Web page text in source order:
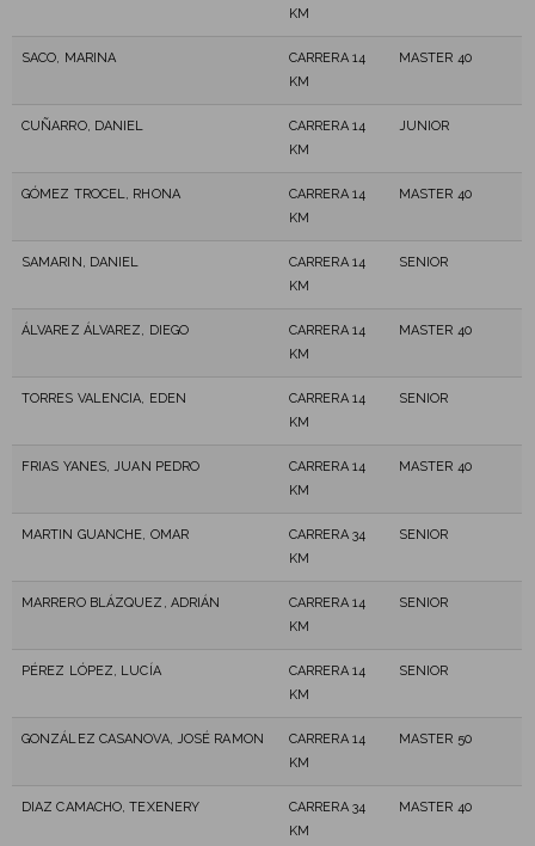
KM
SACO, MARINA
CARRERA 14
KM
MASTER 40
CUÑARRO, DANIEL
CARRERA 14
KM
JUNIOR
GÓMEZ TROCEL, RHONA
CARRERA 14
KM
MASTER 40
SAMARIN, DANIEL
CARRERA 14
KM
SENIOR
ÁLVAREZ ÁLVAREZ, DIEGO
CARRERA 14
KM
MASTER 40
TORRES VALENCIA, EDEN
CARRERA 14
KM
SENIOR
FRIAS YANES, JUAN PEDRO
CARRERA 14
KM
MASTER 40
MARTIN GUANCHE, OMAR
CARRERA 34
KM
SENIOR
MARRERO BLÁZQUEZ, ADRIÁN
CARRERA 14
KM
SENIOR
PÉREZ LÓPEZ, LUCÍA
CARRERA 14
KM
SENIOR
GONZÁLEZ CASANOVA, JOSÉ RAMON
CARRERA 14
KM
MASTER 50
DIAZ CAMACHO, TEXENERY
CARRERA 34
KM
MASTER 40